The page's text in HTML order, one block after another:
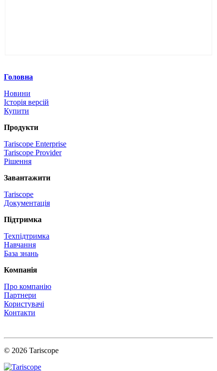
Головна
Новини
Історія версій
Купити
Продукти
Tariscope Enterprise
Tariscope Provider
Рішення
Завантажити
Tariscope
Документація
Підтримка
Техпідтримка
Навчання
База знань
Компанія
Про компанію
Партнери
Користувачі
Контакти
© 2026 Tariscope